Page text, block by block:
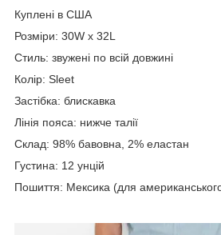
Куплені в США
Розміри: 30W x 32L
Стиль: звужені по всій довжині
Колір: Sleet
Застібка: блискавка
Лінія пояса: нижче талії
Склад: 98% бавовна, 2% еластан
Густина: 12 унцій
Пошиття: Мексика (для